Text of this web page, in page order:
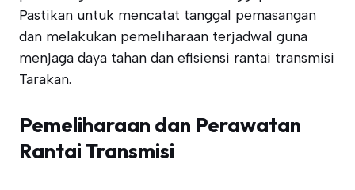
Pastikan untuk mencatat tanggal pemasangan
dan melakukan pemeliharaan terjadwal guna
menjaga daya tahan dan efisiensi rantai transmisi
Tarakan.
Pemeliharaan dan Perawatan
Rantai Transmisi